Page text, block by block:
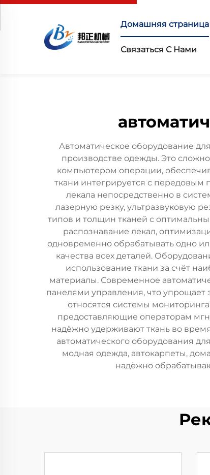
Домашняя страница
Связаться С Нами
Автоматическое оборудование
производстве одежды. Это
компьютером операции,
ткани интегрируется с
лекала непосредственно в
лазерную резку, ультразвуковую
типов и толщин тканей с
распознавание лекал,
одновременно обрабатывать одно
качества всех деталей.
использование ткани за счёт
материалы. Современное
панелями управления, что упрощает
относятся системы
предоставляющие операторам
надёжно удерживают ткань во
автоматического оборудования
модная одежда, автокарпеты,
надёжно